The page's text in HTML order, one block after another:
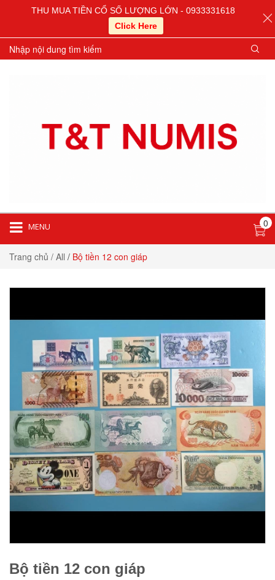
MENU 0
Trang chủ / All / Bộ tiền 12 con giáp
Bộ tiền 12 con giáp
THU MUA TIỀN CỔ SỐ LƯỢNG LỚN - 0933331618
Click Here